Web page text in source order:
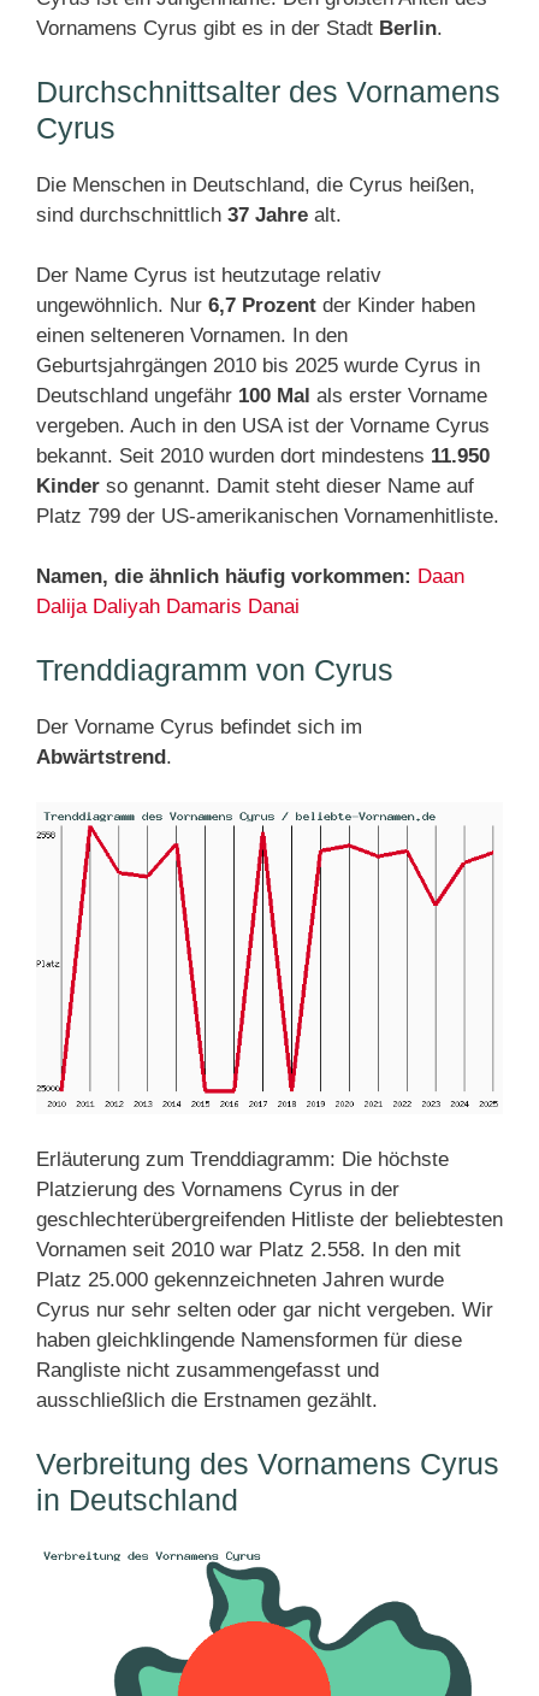
Vornamens Cyrus gibt es in der Stadt Berlin.
Durchschnittsalter des Vornamens
Cyrus
Die Menschen in Deutschland, die Cyrus heißen,
sind durchschnittlich 37 Jahre alt.
Der Name Cyrus ist heutzutage relativ
ungewöhnlich. Nur 6,7 Prozent der Kinder haben
einen selteneren Vornamen. In den
Geburtsjahrgängen 2010 bis 2025 wurde Cyrus in
Deutschland ungefähr 100 Mal als erster Vorname
vergeben. Auch in den USA ist der Vorname Cyrus
bekannt. Seit 2010 wurden dort mindestens 11.950
Kinder so genannt. Damit steht dieser Name auf
Platz 799 der US-amerikanischen Vornamenhitliste.
Namen, die ähnlich häufig vorkommen: Daan
Dalija Daliyah Damaris Danai
Trenddiagramm von Cyrus
Der Vorname Cyrus befindet sich im
Abwärtstrend.
Erläuterung zum Trenddiagramm: Die höchste
Platzierung des Vornamens Cyrus in der
geschlechterübergreifenden Hitliste der beliebtesten
Vornamen seit 2010 war Platz 2.558. In den mit
Platz 25.000 gekennzeichneten Jahren wurde
Cyrus nur sehr selten oder gar nicht vergeben. Wir
haben gleichklingende Namensformen für diese
Rangliste nicht zusammengefasst und
ausschließlich die Erstnamen gezählt.
Verbreitung des Vornamens Cyrus
in Deutschland